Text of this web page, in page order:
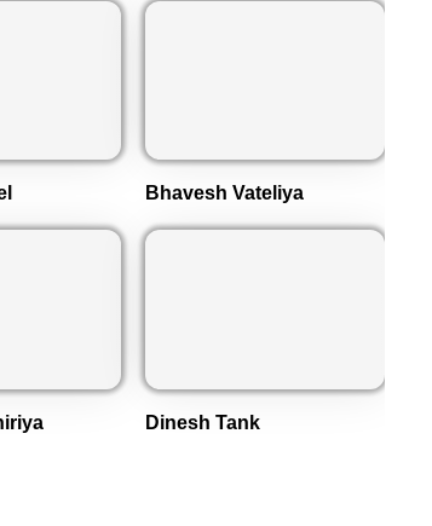
Bhavesh Vateliya
Dinesh Tank